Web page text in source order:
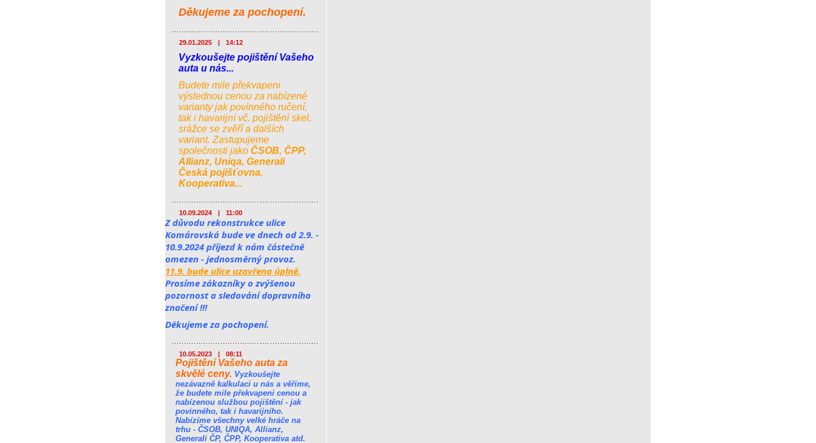
Děkujeme za pochopení.
29.01.2025 | 14:12
Vyzkoušejte pojištění Vašeho
auta u nás...
Budete mile překvapeni
výslednou cenou za nabízené
varianty jak povinného ručení,
tak i havarijní vč. pojištění skel,
srážce se zvěří a dalších
variant. Zastupujeme
společnosti jako ČSOB, ČPP,
Allianz, Uniqa, Generali
Česká pojišťovna,
Kooperativa...
10.09.2024 | 11:00
Z důvodu rekonstrukce ulice
Komárovská bude ve dnech od 2.9. -
10.9.2024 příjezd k nám částečně
omezen - jednosměrný provoz.
11.9. bude ulice uzavřena úplně.
Prosíme zákazníky o zvýšenou
pozornost a sledování dopravního
značení !!!
Děkujeme za pochopení.
10.05.2023 | 08:11
Pojištění Vašeho auta za
skvělé ceny. Vyzkoušejte
nezávazně kalkulaci u nás a věříme,
že budete mile překvapeni cenou a
nabízenou službou pojištění - jak
povinného, tak i havarijního.
Nabízíme všechny velké hráče na
trhu - ČSOB, UNIQA, Allianz,
Generali ČP, ČPP, Kooperativa atd.